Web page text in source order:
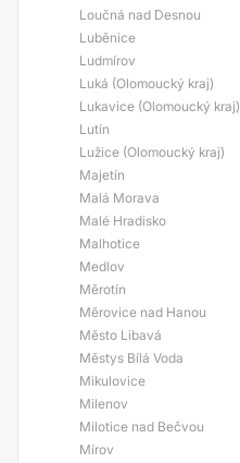
Loučná nad Desnou
Luběnice
Ludmírov
Luká (Olomoucký kraj)
Lukavice (Olomoucký kraj)
Lutín
Lužice (Olomoucký kraj)
Majetín
Malá Morava
Malé Hradisko
Malhotice
Medlov
Měrotín
Měrovice nad Hanou
Město Libavá
Městys Bílá Voda
Mikulovice
Milenov
Milotice nad Bečvou
Mírov